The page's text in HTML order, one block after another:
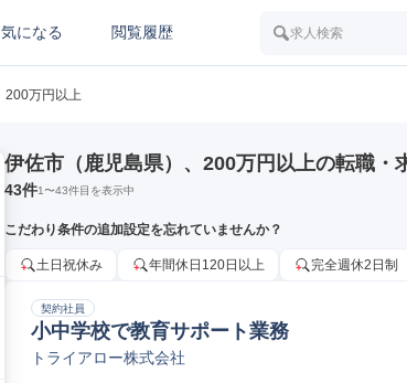
気になる 閲覧履歴 求人検索
200万円以上
伊佐市（鹿児島県）、200万円以上の転職・
43件1〜43件目を表示中
こだわり条件の追加設定を忘れていませんか？
土日祝休み 年間休日120日以上 完全週休2日制
契約社員
小中学校で教育サポート業務
トライアロー株式会社